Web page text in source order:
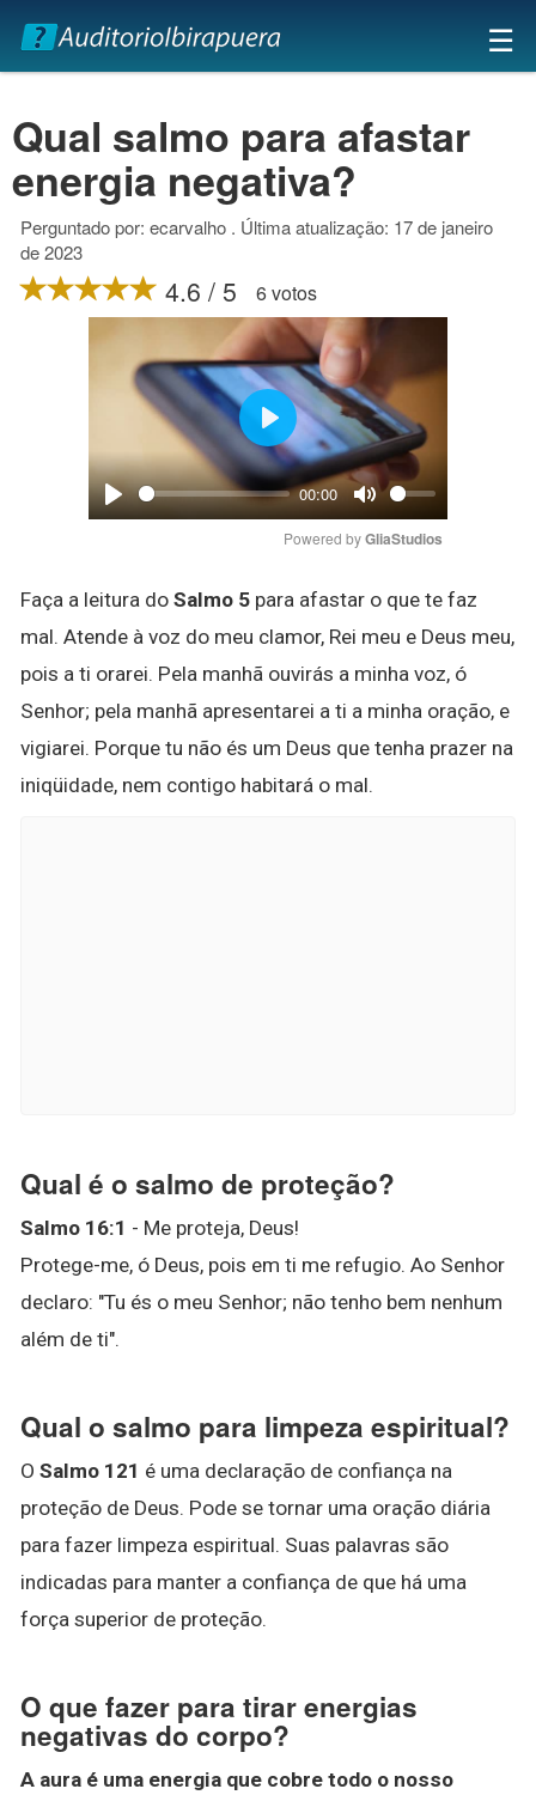
×
☰
Qual salmo para afastar
energia negativa?
Perguntado por: ecarvalho . Última atualização: 17 de janeiro
de 2023
4.6 / 5 6 votos
Play
00:00
Mute
Play
Powered by GliaStudios
Faça a leitura do Salmo 5 para afastar o que te faz
mal. Atende à voz do meu clamor, Rei meu e Deus meu,
pois a ti orarei. Pela manhã ouvirás a minha voz, ó
Senhor; pela manhã apresentarei a ti a minha oração, e
vigiarei. Porque tu não és um Deus que tenha prazer na
iniqüidade, nem contigo habitará o mal.
Qual é o salmo de proteção?
Salmo 16:1 - Me proteja, Deus!
Protege-me, ó Deus, pois em ti me refugio. Ao Senhor
declaro: "Tu és o meu Senhor; não tenho bem nenhum
além de ti".
Qual o salmo para limpeza espiritual?
O Salmo 121 é uma declaração de confiança na
proteção de Deus. Pode se tornar uma oração diária
para fazer limpeza espiritual. Suas palavras são
indicadas para manter a confiança de que há uma
força superior de proteção.
O que fazer para tirar energias
negativas do corpo?
A aura é uma energia que cobre todo o nosso